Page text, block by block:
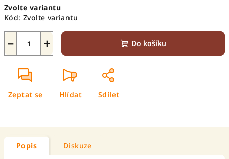
cena:
Zvolte variantu
Kód: Zvolte variantu
+
− Do košíku
Zeptat se Hlídat Sdílet
Popis Diskuze